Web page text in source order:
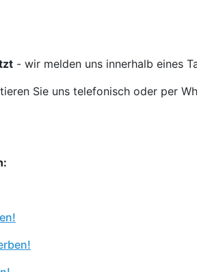
- wir melden uns innerhalb eines
Sie uns telefonisch oder per